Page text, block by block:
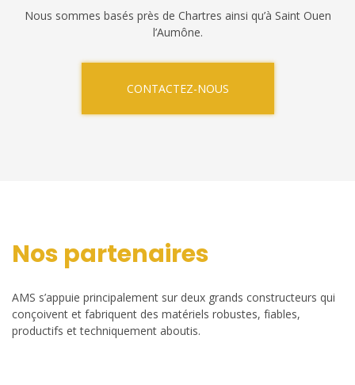
Nous sommes basés près de Chartres ainsi qu’à Saint Ouen
l’Aumône.
CONTACTEZ-NOUS
Nos partenaires
AMS s’appuie principalement sur deux grands constructeurs qui
conçoivent et fabriquent des matériels robustes, fiables,
productifs et techniquement aboutis.